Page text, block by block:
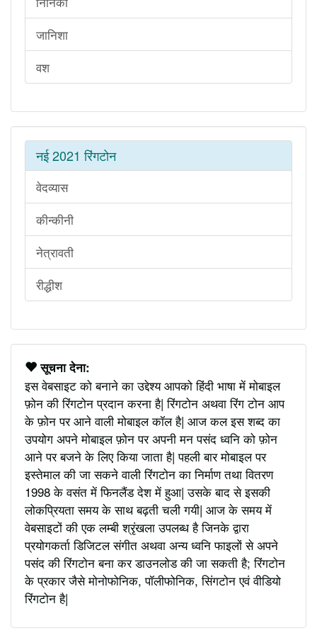
जानिशा
वश
नई 2021 रिंगटोन
वेदव्यास
कीन्कीनी
नेत्रावती
रीद्धीश
सूचना देना:
इस वेबसाइट को बनाने का उद्देश्य आपको हिंदी भाषा में मोबाइल
फ़ोन की रिंगटोन प्रदान करना है| रिंगटोन अथवा रिंग टोन आप
के फ़ोन पर आने वाली मोबाइल कॉल है| आज कल इस शब्द का
उपयोग अपने मोबाइल फ़ोन पर अपनी मन पसंद ध्वनि को फ़ोन
आने पर बजने के लिए किया जाता है| पहली बार मोबाइल पर
इस्तेमाल की जा सकने वाली रिंगटोन का निर्माण तथा वितरण
1998 के वसंत में फिनलैंड देश में हुआ| उसके बाद से इसकी
लोकप्रियता समय के साथ बढ़ती चली गयी| आज के समय में
वेबसाइटों की एक लम्बी श्रृंखला उपलब्ध है जिनके द्वारा
प्रयोगकर्ता डिजिटल संगीत अथवा अन्य ध्वनि फाइलों से अपने
पसंद की रिंगटोन बना कर डाउनलोड की जा सकती है; रिंगटोन
के प्रकार जैसे मोनोफोनिक, पॉलीफोनिक, सिंगटोन एवं वीडियो
रिंगटोन है|